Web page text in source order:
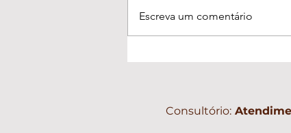
permitido vir
Escreva um comentário
Consultório: